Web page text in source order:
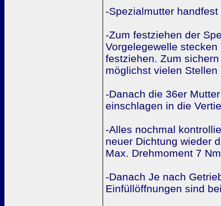
-Spezialmutter
-Zum festziehen der
Vorgelegewelle
festziehen. Zum
möglichst vielen
-Danach die 36er
einschlagen in die
-Alles nochmal
neuer Dichtung wieder
Max. Drehmoment 7
-Danach Je nach
Einfüllöffnungen sind